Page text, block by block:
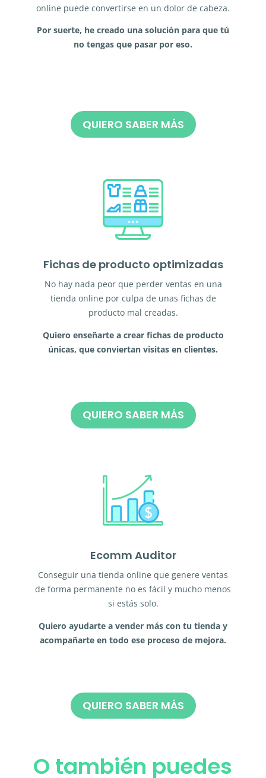
online puede convertirse en un dolor de cabeza.
Por suerte, he creado una solución para que tú
no tengas que pasar por eso.
QUIERO SABER MÁS
Fichas de producto optimizadas
No hay nada peor que perder ventas en una
tienda online por culpa de unas fichas de
producto mal creadas.
Quiero enseñarte a crear fichas de producto
únicas, que conviertan visitas en clientes.
QUIERO SABER MÁS
Ecomm Auditor
Conseguir una tienda online que genere ventas
de forma permanente no es fácil y mucho menos
si estás solo.
Quiero ayudarte a vender más con tu tienda y
acompañarte en todo ese proceso de mejora.
QUIERO SABER MÁS
O también puedes